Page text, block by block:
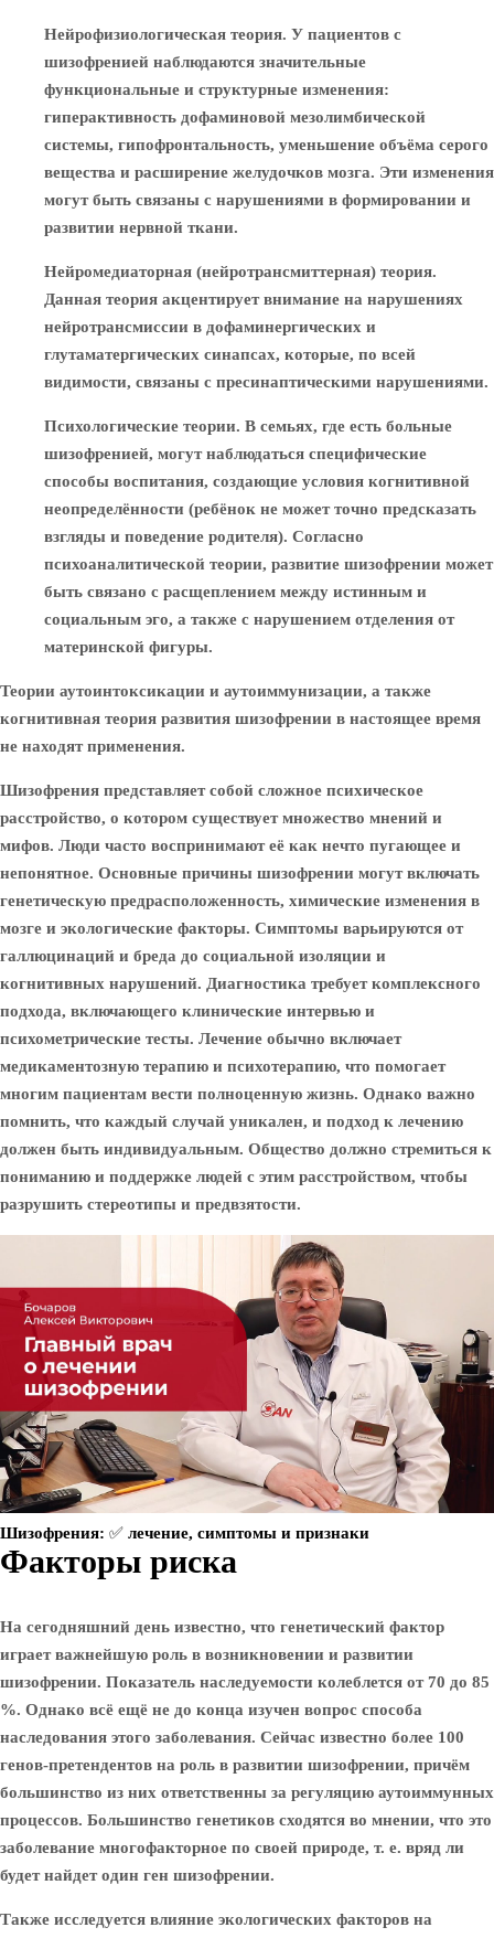
Нейрофизиологическая теория. У пациентов с
шизофренией наблюдаются значительные
функциональные и структурные изменения:
гиперактивность дофаминовой мезолимбической
системы, гипофронтальность, уменьшение объёма серого
вещества и расширение желудочков мозга. Эти изменения
могут быть связаны с нарушениями в формировании и
развитии нервной ткани.
Нейромедиаторная (нейротрансмиттерная) теория.
Данная теория акцентирует внимание на нарушениях
нейротрансмиссии в дофаминергических и
глутаматергических синапсах, которые, по всей
видимости, связаны с пресинаптическими нарушениями.
Психологические теории. В семьях, где есть больные
шизофренией, могут наблюдаться специфические
способы воспитания, создающие условия когнитивной
неопределённости (ребёнок не может точно предсказать
взгляды и поведение родителя). Согласно
психоаналитической теории, развитие шизофрении может
быть связано с расщеплением между истинным и
социальным эго, а также с нарушением отделения от
материнской фигуры.
Теории аутоинтоксикации и аутоиммунизации, а также
когнитивная теория развития шизофрении в настоящее время
не находят применения.
Шизофрения представляет собой сложное психическое
расстройство, о котором существует множество мнений и
мифов. Люди часто воспринимают её как нечто пугающее и
непонятное. Основные причины шизофрении могут включать
генетическую предрасположенность, химические изменения в
мозге и экологические факторы. Симптомы варьируются от
галлюцинаций и бреда до социальной изоляции и
когнитивных нарушений. Диагностика требует комплексного
подхода, включающего клинические интервью и
психометрические тесты. Лечение обычно включает
медикаментозную терапию и психотерапию, что помогает
многим пациентам вести полноценную жизнь. Однако важно
помнить, что каждый случай уникален, и подход к лечению
должен быть индивидуальным. Общество должно стремиться к
пониманию и поддержке людей с этим расстройством, чтобы
разрушить стереотипы и предвзятости.
Шизофрения: ✅ лечение, симптомы и признаки
Факторы риска
На сегодняшний день известно, что генетический фактор
играет важнейшую роль в возникновении и развитии
шизофрении. Показатель наследуемости колеблется от 70 до 85
%. Однако всё ещё не до конца изучен вопрос способа
наследования этого заболевания. Сейчас известно более 100
генов-претендентов на роль в развитии шизофрении, причём
большинство из них ответственны за регуляцию аутоиммунных
процессов. Большинство генетиков сходятся во мнении, что это
заболевание многофакторное по своей природе, т. е. вряд ли
будет найдет один ген шизофрении.
Также исследуется влияние экологических факторов на